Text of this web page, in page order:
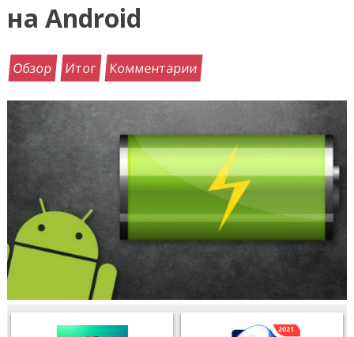
на Android
Обзор Итог Комментарии